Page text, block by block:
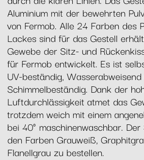
Aluminium mit der bewehrten
von Fermob. Alle 24 Farben des
Lackes sind für das Gestell
Gewebe der Sitz- und
für Fermob entwickelt. Es ist
UV-beständig,
Schimmelbeständig. Dank der
Luftdurchlässigkeit atmet das
trotzdem weich mit einem
bei 40° maschinenwaschbar.
den Farben Grauweiß,
Flanellgrau zu bestellen.